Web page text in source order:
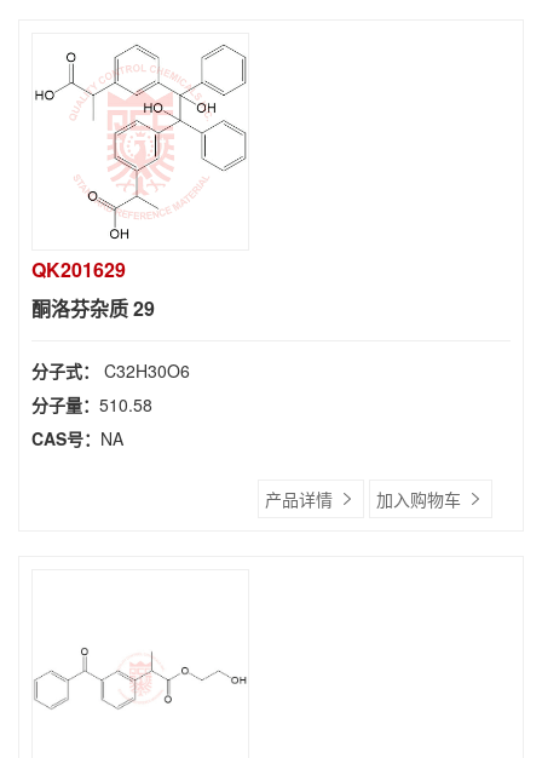
QK201629
酮洛芬杂质 29
分子式： C32H30O6
分子量： 510.58
CAS号： NA
产品详情 加入购物车